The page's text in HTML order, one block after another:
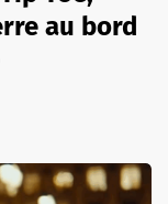
au bord